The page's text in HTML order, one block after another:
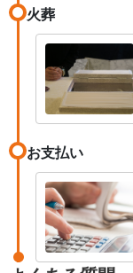
火葬
お支払い